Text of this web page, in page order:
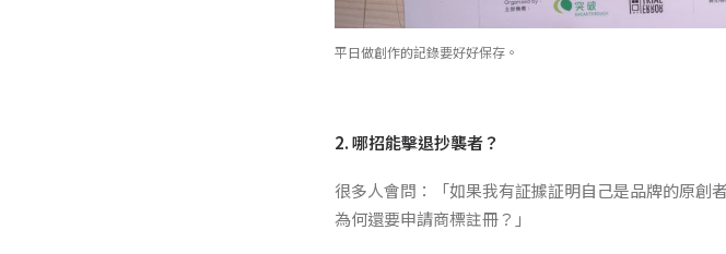
平日做創作的記錄要好好保存。
2. 哪招能擊退抄襲者？
很多人會問：「如果我有証據証明自己是品牌的原創
為何還要申請商標註冊？」